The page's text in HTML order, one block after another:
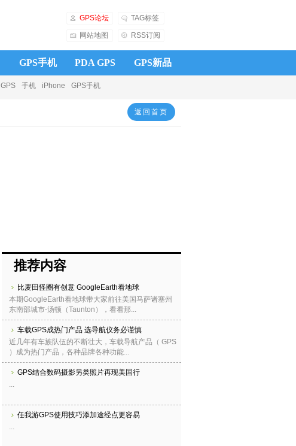
GPS论坛 TAG标签
网站地图 RSS订阅
GPS手机 PDA GPS GPS新品
先知电子狗 导航仪
GPS 手机 iPhone GPS手机
返回首页
推荐内容
比麦田怪圈有创意 GoogleEarth看地球
本期GoogleEarth看地球带大家前往美国马萨诸塞州
东南部城市-汤顿（Taunton），看看那...
车载GPS成热门产品 选导航仪务必谨慎
近几年有车族队伍的不断壮大，车载导航产品（ GPS
）成为热门产品，各种品牌各种功能...
GPS结合数码摄影另类照片再现美国行
...
任我游GPS使用技巧添加途经点更容易
...